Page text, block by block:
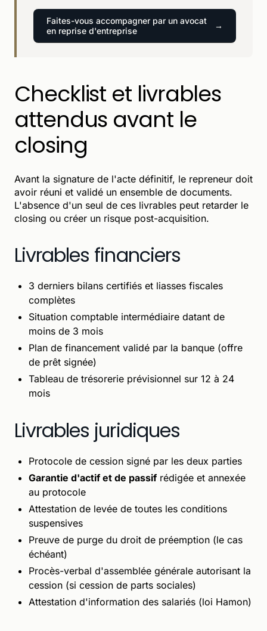
Faites-vous accompagner par un avocat
en reprise d'entreprise
Checklist et livrables
attendus avant le
closing
Avant la signature de l'acte définitif, le repreneur doit
avoir réuni et validé un ensemble de documents.
L'absence d'un seul de ces livrables peut retarder le
closing ou créer un risque post-acquisition.
Livrables financiers
3 derniers bilans certifiés et liasses fiscales
complètes
Situation comptable intermédiaire datant de
moins de 3 mois
Plan de financement validé par la banque (offre
de prêt signée)
Tableau de trésorerie prévisionnel sur 12 à 24
mois
Livrables juridiques
Protocole de cession signé par les deux parties
Garantie d'actif et de passifrédigée et annexée
au protocole
Attestation de levée de toutes les conditions
suspensives
Preuve de purge du droit de préemption (le cas
échéant)
Procès-verbal d'assemblée générale autorisant la
cession (si cession de parts sociales)
Attestation d'information des salariés (loi Hamon)